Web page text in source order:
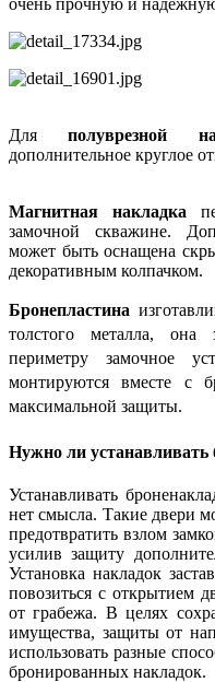
очень прочную и
Дляполуврезной
дополнительное круглое
Магнитная накладка
замочной скважине.
может быть оснащена
декоративным колпачком.
Бронепластина
толстого металла, она
периметру замочное
монтируются вместе с
максимальной защиты.
Нужно ли
Устанавливать
нет смысла. Такие двери
предотвратить взлом
усилив защиту
Установка накладок
повозиться с открытием
от грабежа. В целях
имущества, защиты от
использовать разные
бронированных накладок.